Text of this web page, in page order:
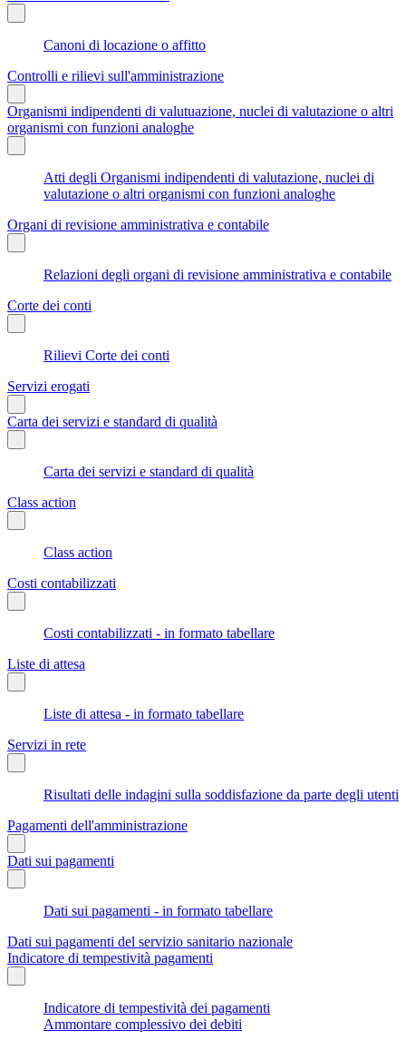
Canoni di locazione o affitto
Controlli e rilievi sull'amministrazione
Organismi indipendenti di valutuazione, nuclei di valutazione o altri
organismi con funzioni analoghe
Atti degli Organismi indipendenti di valutazione, nuclei di
valutazione o altri organismi con funzioni analoghe
Organi di revisione amministrativa e contabile
Relazioni degli organi di revisione amministrativa e contabile
Corte dei conti
Rilievi Corte dei conti
Servizi erogati
Carta dei servizi e standard di qualità
Carta dei servizi e standard di qualità
Class action
Class action
Costi contabilizzati
Costi contabilizzati - in formato tabellare
Liste di attesa
Liste di attesa - in formato tabellare
Servizi in rete
Risultati delle indagini sulla soddisfazione da parte degli utenti
Pagamenti dell'amministrazione
Dati sui pagamenti
Dati sui pagamenti - in formato tabellare
Dati sui pagamenti del servizio sanitario nazionale
Indicatore di tempestività pagamenti
Indicatore di tempestività dei pagamenti
Ammontare complessivo dei debiti